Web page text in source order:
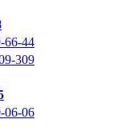
66-44
309
06-06